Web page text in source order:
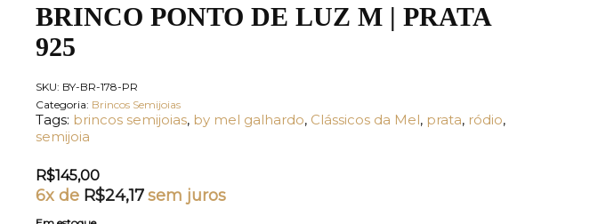
BRINCO PONTO DE LUZ M | PRATA
925
SKU: BY-BR-178-PR
Categoria: Brincos Semijoias
Tags: brincos semijoias, by mel galhardo, Clássicos da Mel, prata, ródio,
semijoia
R$145,00
6x de R$24,17sem juros